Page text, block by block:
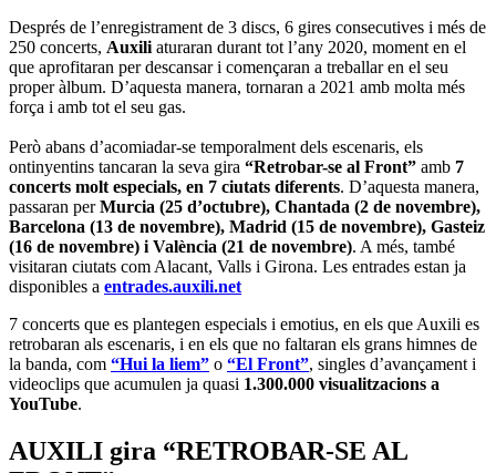
Després de l’enregistrament de 3 discs, 6 gires consecutives i més de
250 concerts, Auxiliaturaran durant tot l’any 2020, moment en el
que aprofitaran per descansar i començaran a treballar en el seu
proper àlbum. D’aquesta manera, tornaran a 2021 amb molta més
força i amb tot el seu gas.
Però abans d’acomiadar-se temporalment dels escenaris, els
ontinyentins tancaran la seva gira “Retrobar-se al Front” amb 7
concerts molt especials, en 7 ciutats diferents. D’aquesta manera,
passaran perMurcia (25 d’octubre), Chantada (2 de novembre),
Barcelona (13 de novembre), Madrid (15 de novembre), Gasteiz
(16 de novembre) i València (21 de novembre). A més, també
visitaran ciutats com Alacant, Valls i Girona. Les entrades estan ja
disponibles a entrades.auxili.net
7 concerts que es plantegen especials i emotius, en els que Auxili es
retrobaran als escenaris, i en els que no faltaran els grans himnes de
la banda, com “Hui la liem” o “El Front”, singles d’avançament i
videoclips que acumulen ja quasi 1.300.000 visualitzacions a
YouTube.
AUXILI gira “RETROBAR-SE AL